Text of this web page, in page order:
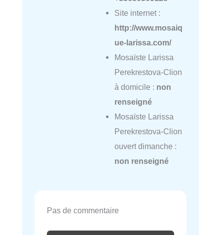
Site internet :
http://www.mosaiq
ue-larissa.com/
Mosaïste Larissa
Perekrestova-Clion
à domicile : non
renseigné
Mosaïste Larissa
Perekrestova-Clion
ouvert dimanche :
non renseigné
Pas de commentaire